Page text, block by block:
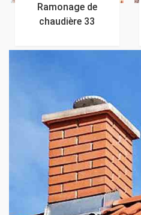
Ramonage de
chaudière 33